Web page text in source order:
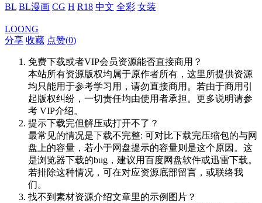
BL BL漫画 CG H R18 中文 全彩 女装
LOONG
分享 收藏 点赞(0)
免费下载或者VIP会员资源能否直接商用？
本站所有资源版权均属于原作者所有，这里所提供资源
均只能用于参考学习用，请勿直接商用。若由于商用引
起版权纠纷，一切责任均由使用者承担。更多说明请参
考 VIP介绍。
提示下载完但解压或打开不了？
最常见的情况是下载不完整: 可对比下载完压缩包的与网
盘上的容量，若小于网盘提示的容量则是这个原因。这
是浏览器下载的bug，建议用百度网盘软件或迅雷下载。
若排除这种情况，可在对应资源底部留言，或联络我
们。
找不到素材资源介绍文章里的示例图片？